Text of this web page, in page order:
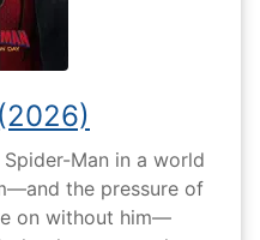
Man in a world
the pressure of
on without him—